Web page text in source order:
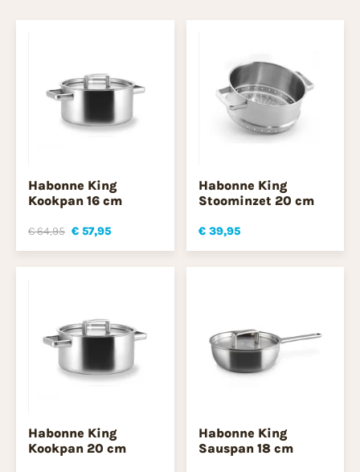
Habonne King
Kookpan 16 cm
€ 64,95 € 57,95
Habonne King
Stoominzet 20 cm
€ 39,95
Habonne King
Kookpan 20 cm
Habonne King
Sauspan 18 cm